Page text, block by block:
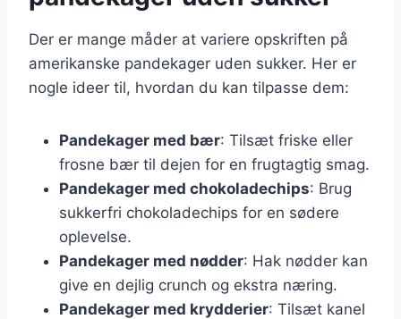
Der er mange måder at variere opskriften på
amerikanske pandekager uden sukker. Her er
nogle ideer til, hvordan du kan tilpasse dem:
Pandekager med bær: Tilsæt friske eller
frosne bær til dejen for en frugtagtig smag.
Pandekager med chokoladechips: Brug
sukkerfri chokoladechips for en sødere
oplevelse.
Pandekager med nødder: Hak nødder kan
give en dejlig crunch og ekstra næring.
Pandekager med krydderier: Tilsæt kanel